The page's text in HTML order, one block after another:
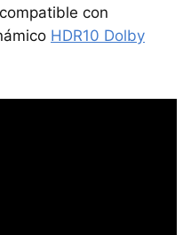
con
HDR10 Dolby